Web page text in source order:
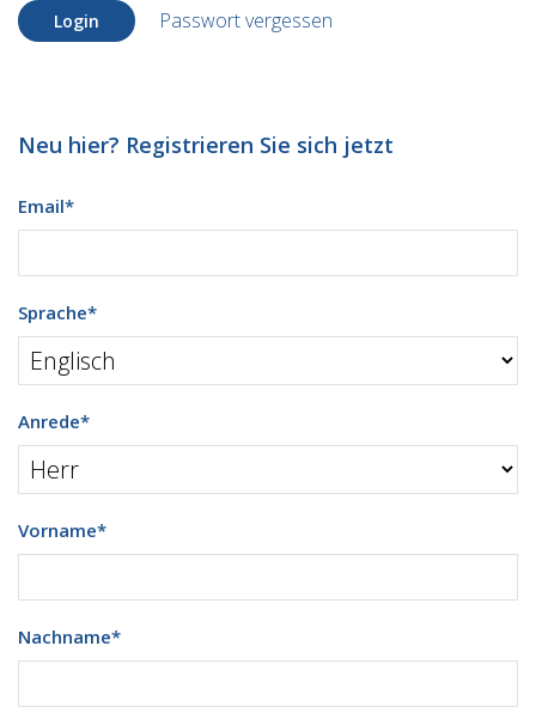
Login Passwort vergessen
Neu hier? Registrieren Sie sich jetzt
Email*
Sprache*
Anrede*
Vorname*
Nachname*